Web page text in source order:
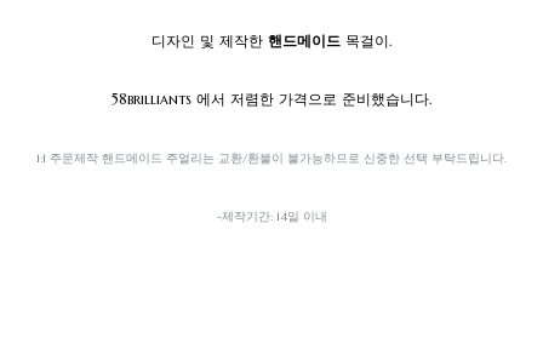
디자인 및 제작한 핸드메이드 목걸이.
58brilliants 에서 저렴한 가격으로 준비했습니다.
1:1 주문제작 핸드메이드 주얼리는 교환/환불이 불가능하므로 신중한 선택 부탁드립니다.
-제작기간: 14일 이내